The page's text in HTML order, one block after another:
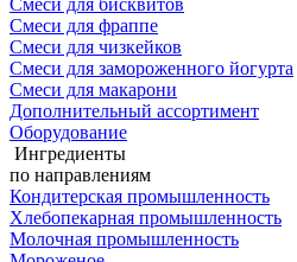
Смеси для бисквитов
Смеси для фраппе
Смеси для чизкейков
Смеси для замороженного йогурта
Смеси для макарони
Дополнительный ассортимент
Оборудование
Ингредиенты
по направлениям
Кондитерская промышленность
Хлебопекарная промышленность
Молочная промышленность